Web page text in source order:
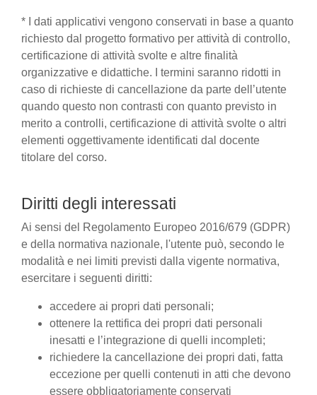
* I dati applicativi vengono conservati in base a quanto
richiesto dal progetto formativo per attività di controllo,
certificazione di attività svolte e altre finalità
organizzative e didattiche. I termini saranno ridotti in
caso di richieste di cancellazione da parte dell’utente
quando questo non contrasti con quanto previsto in
merito a controlli, certificazione di attività svolte o altri
elementi oggettivamente identificati dal docente
titolare del corso.
Diritti degli interessati
Ai sensi del Regolamento Europeo 2016/679 (GDPR)
e della normativa nazionale, l'utente può, secondo le
modalità e nei limiti previsti dalla vigente normativa,
esercitare i seguenti diritti:
accedere ai propri dati personali;
ottenere la rettifica dei propri dati personali
inesatti e l’integrazione di quelli incompleti;
richiedere la cancellazione dei propri dati, fatta
eccezione per quelli contenuti in atti che devono
essere obbligatoriamente conservati